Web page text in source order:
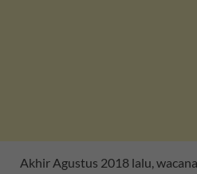
Akhir Agustus 2018 lalu,